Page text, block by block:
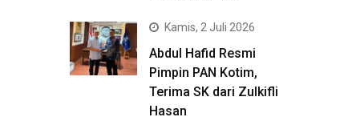
Kamis, 2 Juli 2026
Abdul Hafid Resmi
Pimpin PAN Kotim,
Terima SK dari Zulkifli
Hasan